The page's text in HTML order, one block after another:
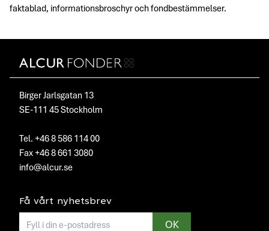
faktablad, informationsbroschyr och fondbestämmelser.
Birger Jarlsgatan 13
SE-111 45 Stockholm
Tel. +46 8 586 114 00
Fax +46 8 661 3080
info@alcur.se
Få vårt nyhetsbrev
E-mailadress OK